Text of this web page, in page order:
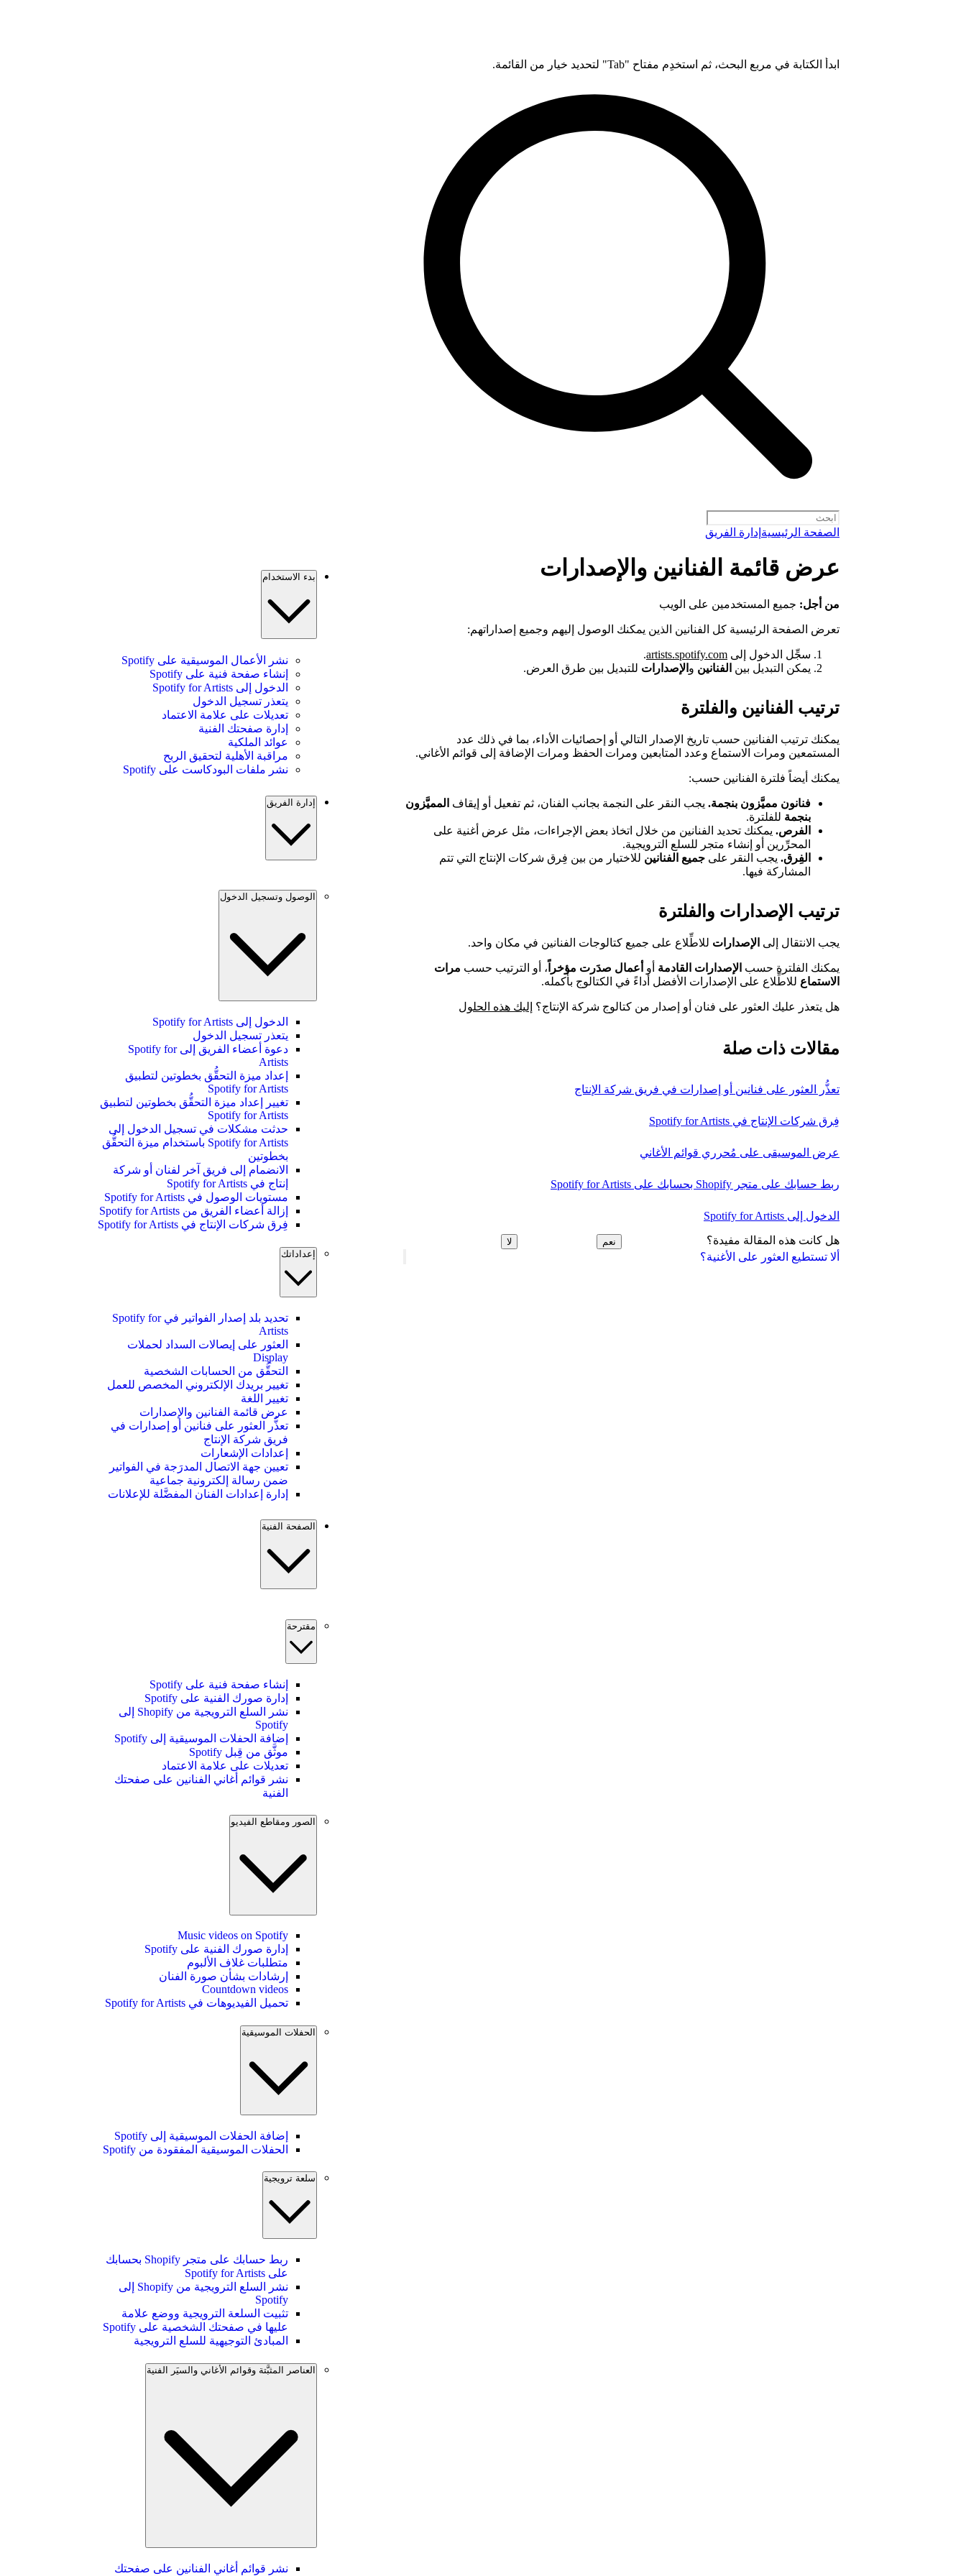
ابدأ الكتابة في مربع البحث، ثم استخدِم مفتاح "Tab" لتحديد خيار من القائمة.
الصفحة الرئيسية إدارة الفريق
ألا تستطيع العثور على الأغنية؟
عرض قائمة الفنانين والإصدارات
من أجل: جميع المستخدمين على الويب
تعرض الصفحة الرئيسية كل الفنانين الذين يمكنك الوصول إليهم وجميع إصداراتهم:
سجِّل الدخول إلى artists.spotify.com
.
يمكن التبديل بين الفنانين و الإصدارات للتبديل بين طرق العرض.
ترتيب الفنانين والفلترة
يمكنك ترتيب الفنانين حسب تاريخ الإصدار التالي أو إحصائيات الأداء، بما في ذلك عدد
المستمعين ومرات الاستماع وعدد المتابعين ومرات الحفظ ومرات الإضافة إلى قوائم الأغاني.
يمكنك أيضاً فلترة الفنانين حسب:
فنانون مميَّزون بنجمة. يجب النقر على النجمة بجانب الفنان، ثم تفعيل أو إيقاف المميَّزون
بنجمة للفلترة.
الفرص. يمكنك تحديد الفنانين من خلال اتخاذ بعض الإجراءات، مثل عرض أغنية على
المحرِّرين أو إنشاء متجر للسلع الترويجية.
الفِرق. يجب النقر على جميع الفنانين للاختيار من بين فِرق شركات الإنتاج التي تتم
المشاركة فيها.
ترتيب الإصدارات والفلترة
يجب الانتقال إلى الإصدارات للاطِّلاع على جميع كتالوجات الفنانين في مكان واحد.
يمكنك الفلترة حسب الإصدارات القادمة أو أعمال صدَرت مؤخراً ، أو الترتيب حسب مرات
الاستماع للاطِّلاع على الإصدارات الأفضل أداءً في الكتالوج بأكمله.
هل يتعذر عليك العثور على فنان أو إصدار من كتالوج شركة الإنتاج؟ إليك هذه الحلول
مقالات ذات صلة
تعذُّر العثور على فنانين أو إصدارات في فريق شركة الإنتاج
فِرق شركات الإنتاج في Spotify for Artists
عرض الموسيقى على مُحرري قوائم الأغاني
ربط حسابك على متجر Shopify بحسابك على Spotify for Artists
الدخول إلى Spotify for Artists
هل كانت هذه المقالة مفيدة؟ نعم لا
بدء الاستخدام
نشر الأعمال الموسيقية على Spotify
إنشاء صفحة فنية على Spotify
الدخول إلى Spotify for Artists
يتعذر تسجيل الدخول
تعديلات على علامة الاعتماد
إدارة صفحتك الفنية
عوائد الملكية
مراقبة الأهلية لتحقيق الربح
نشر ملفات البودكاست على Spotify
إدارة الفريق
الوصول وتسجيل الدخول
الدخول إلى Spotify for Artists
يتعذر تسجيل الدخول
دعوة أعضاء الفريق إلى Spotify for
Artists
إعداد ميزة التحقُّق بخطوتين لتطبيق
Spotify for Artists
تغيير إعداد ميزة التحقُّق بخطوتين لتطبيق
Spotify for Artists
حدثت مشكلات في تسجيل الدخول إلى
Spotify for Artists باستخدام ميزة التحقُّق
بخطوتين
الانضمام إلى فريق آخر لفنان أو شركة
إنتاج في Spotify for Artists
مستويات الوصول في Spotify for Artists
إزالة أعضاء الفريق من Spotify for Artists
فِرق شركات الإنتاج في Spotify for Artists
إعداداتك
تحديد بلد إصدار الفواتير في Spotify for
Artists
العثور على إيصالات السداد لحملات
Display
التحقُّق من الحسابات الشخصية
تغيير بريدك الإلكتروني المخصص للعمل
تغيير اللغة
عرض قائمة الفنانين والإصدارات
تعذُّر العثور على فنانين أو إصدارات في
فريق شركة الإنتاج
إعدادات الإشعارات
تعيين جهة الاتصال المدرَجة في الفواتير
ضمن رسالة إلكترونية جماعية
إدارة إعدادات الفنان المفضَّلة للإعلانات
الصفحة الفنية
مقترحة
إنشاء صفحة فنية على Spotify
إدارة صورك الفنية على Spotify
نشر السلع الترويجية من Shopify إلى
Spotify
إضافة الحفلات الموسيقية إلى Spotify
موثَّق من قِبل Spotify
تعديلات على علامة الاعتماد
نشر قوائم أغاني الفنانين على صفحتك
الفنية
الصور ومقاطع الفيديو
Music videos on Spotify
إدارة صورك الفنية على Spotify
متطلبات غلاف الألبوم
إرشادات بشأن صورة الفنان
Countdown videos
تحميل الفيديوهات في Spotify for Artists
الحفلات الموسيقية
إضافة الحفلات الموسيقية إلى Spotify
الحفلات الموسيقية المفقودة من Spotify
سلعة ترويجية
ربط حسابك على متجر Shopify بحسابك
على Spotify for Artists
نشر السلع الترويجية من Shopify إلى
Spotify
تثبيت السلعة الترويجية ووضع علامة
عليها في صفحتك الشخصية على Spotify
المبادئ التوجيهية للسلع الترويجية
العناصر المثبَّتة وقوائم الأغاني والسيَر الفنية
نشر قوائم أغاني الفنانين على صفحتك